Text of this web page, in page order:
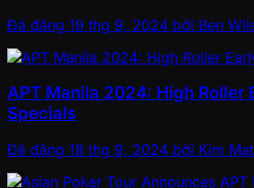
Đã đăng 19 thg 9, 2024 bởi Ben
APT Manila 2024: High Roller
Specials
Đã đăng 18 thg 9, 2024 bởi Kim